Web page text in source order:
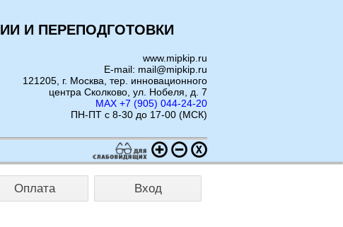
И ПЕРЕПОДГОТОВКИ
www.mipkip.ru
E-mail: mail@mipkip.ru
121205, г. Москва, тер. инновационного
центра Сколково, ул. Нобеля, д. 7
MAX +7 (905) 044-24-20
ПН-ПТ с 8-30 до 17-00 (МСК)
Оплата Вход